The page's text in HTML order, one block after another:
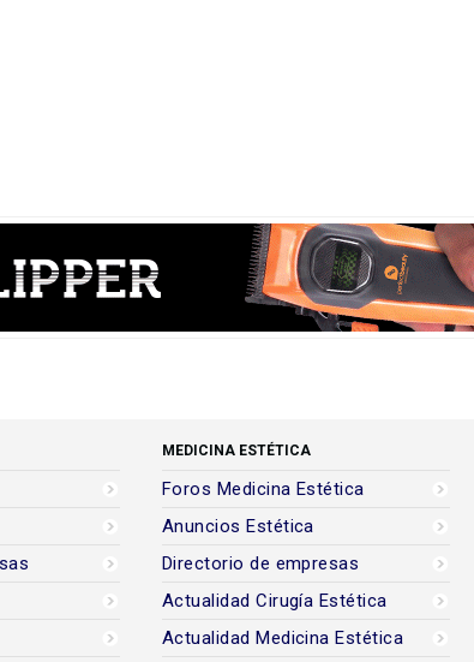
MEDICINA ESTÉTICA
Foros Medicina Estética
Anuncios Estética
Directorio de empresas
Actualidad Cirugía Estética
Actualidad Medicina Estética